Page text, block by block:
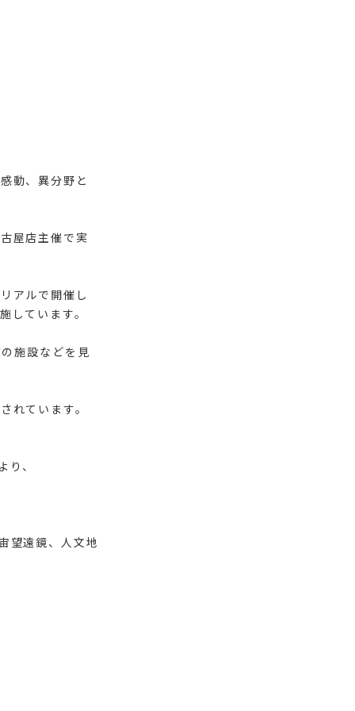
動、異分野と
屋店主催で実
アルで開催し
しています。
施設などを見
れています。
より、
望遠鏡、人文地